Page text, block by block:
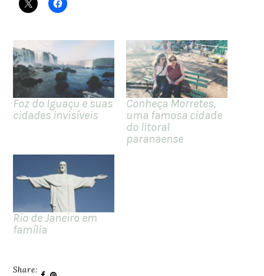
Foz do Iguaçu e suas
cidades invisíveis
Conheça Morretes,
uma famosa cidade
do litoral
paranaense
Rio de Janeiro em
família
Share: